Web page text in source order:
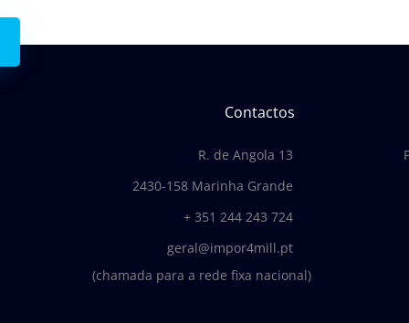
Contactos
R. de Angola 13
2430-158 Marinha Grande
+ 351 244 243 724
geral@impor4mill.pt
(chamada para a rede fixa nacional)